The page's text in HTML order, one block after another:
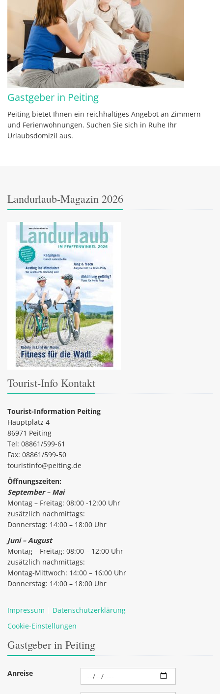
Gastgeber in Peiting
Peiting bietet Ihnen ein reichhaltiges Angebot an Zimmern
und Ferienwohnungen. Suchen Sie sich in Ruhe Ihr
Urlaubsdomizil aus.
Landurlaub-Magazin 2026
Tourist-Info Kontakt
Tourist-Information Peiting
Hauptplatz 4
86971 Peiting
Tel: 08861/599-61
Fax: 08861/599-50
touristinfo@peiting.de
Öffnungszeiten:
September – Mai
Montag – Freitag: 08:00 -12:00 Uhr
zusätzlich nachmittags:
Donnerstag: 14:00 – 18:00 Uhr
Juni – August
Montag – Freitag: 08:00 – 12:00 Uhr
zusätzlich nachmittags:
Montag-Mittwoch: 14:00 – 16:00 Uhr
Donnerstag: 14:00 – 18:00 Uhr
Impressum
Datenschutzerklärung
Cookie-Einstellungen
Gastgeber in Peiting
Anreise